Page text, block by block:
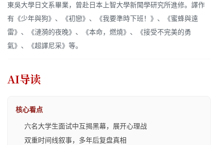
東吳大學日文系畢業，曾赴日本上智大學新聞學研究所進修。譯作
有《少年與狗》、《初戀》、《我要準時下班！》、《蜜蜂與遠
雷》、《漣漪的夜晚》、《本命，燃燒》、《接受不完美的勇
氣》、《超譯尼采》等。
AI导读
核心看点
六名大学生面试中互揭黑幕，展开心理战
双重时间线叙事，多年后复盘真相